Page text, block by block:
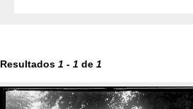
Resultados 1 - 1 de 1